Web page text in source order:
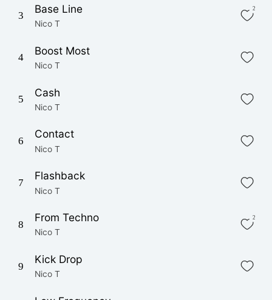
3
Base Line
Nico T
2
4
Boost Most
Nico T
5
Cash
Nico T
6
Contact
Nico T
7
Flashback
Nico T
8
From Techno
Nico T
2
9
Kick Drop
Nico T